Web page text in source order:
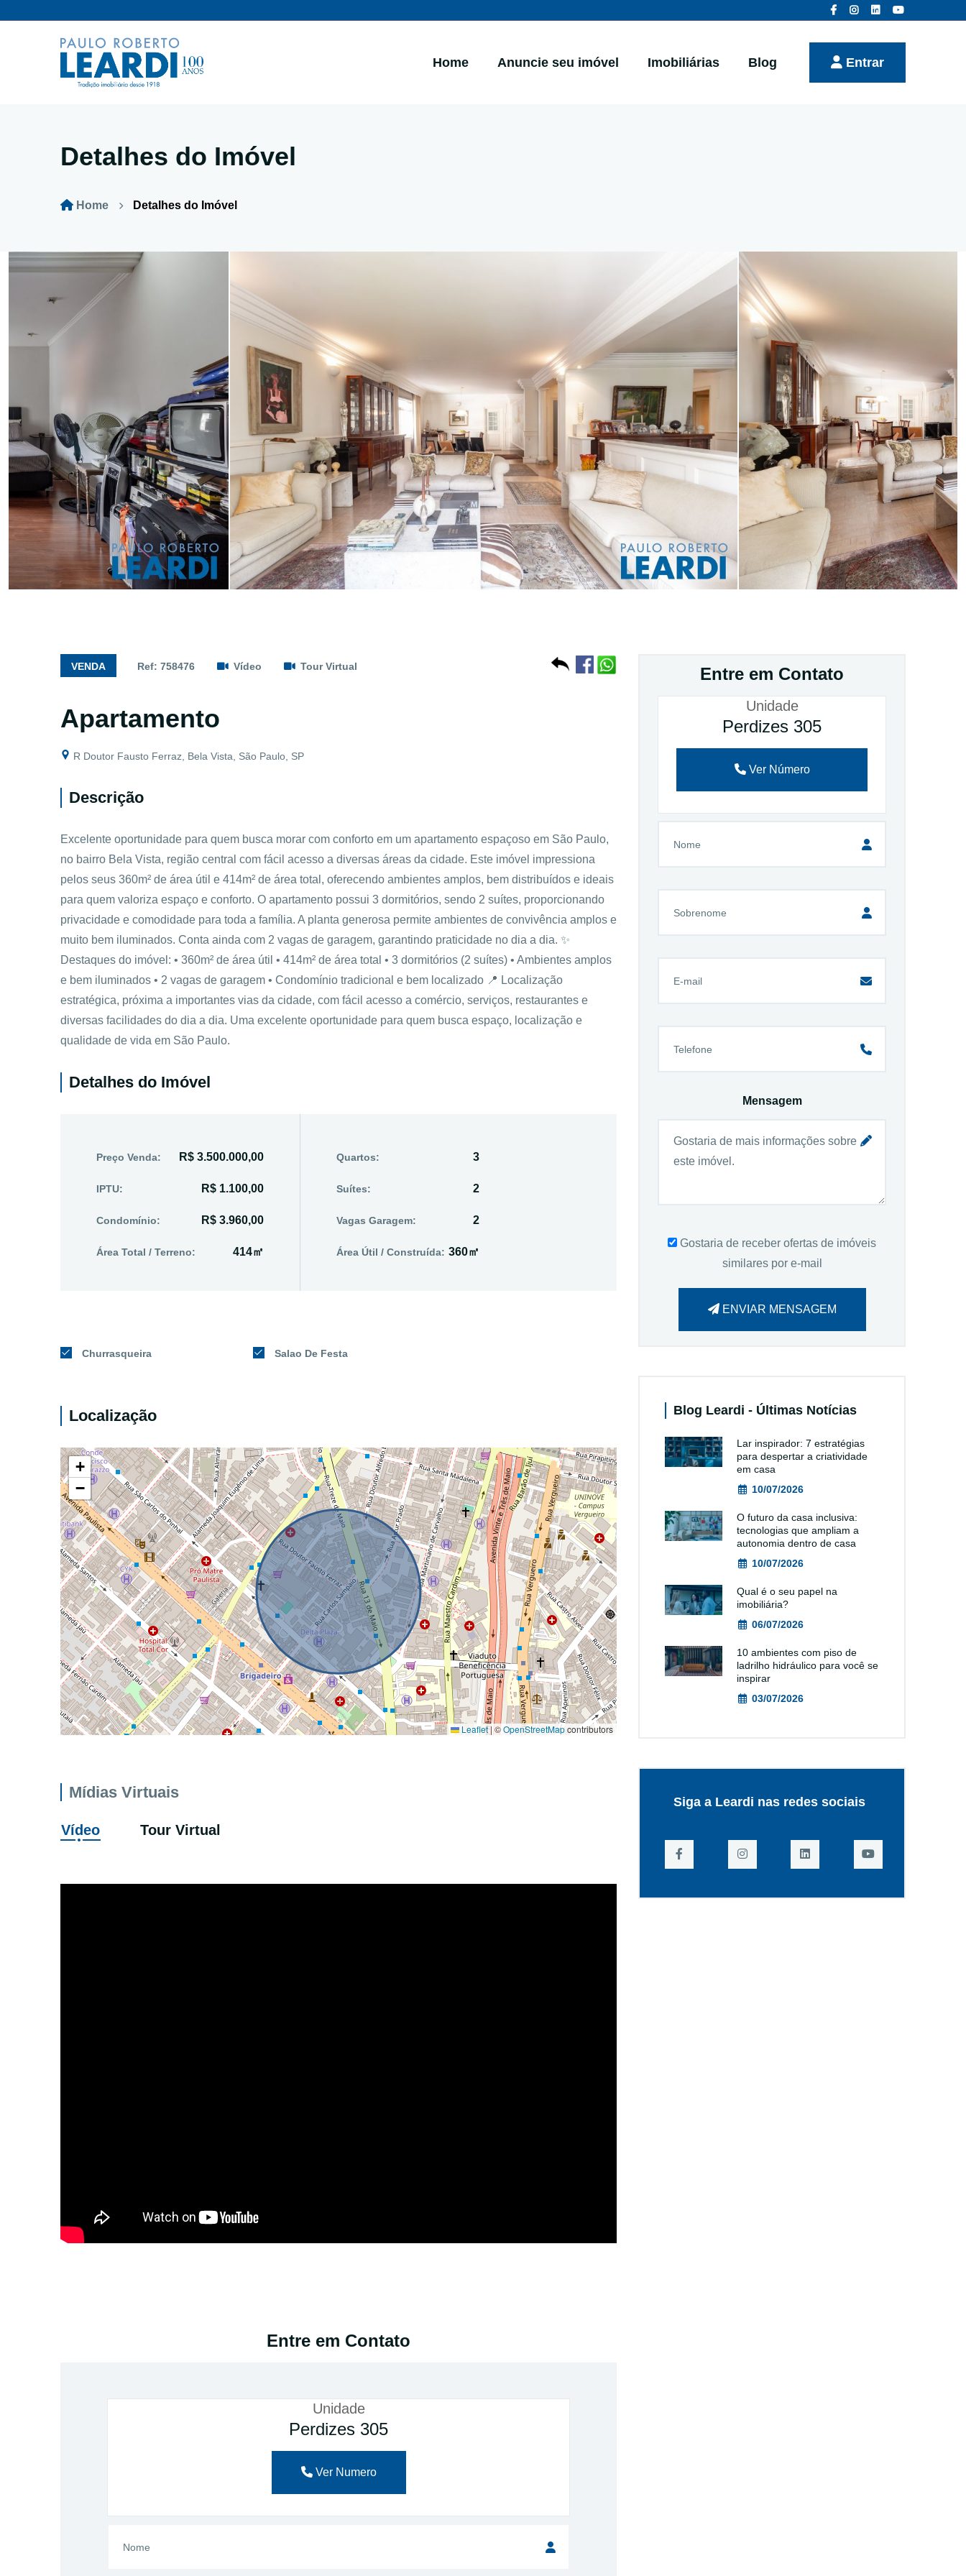
Home Anuncie seu imóvel Imobiliárias Blog Entrar
Detalhes do Imóvel
Home Detalhes do Imóvel
VENDA Ref: 758476 Vídeo Tour Virtual
Apartamento
R Doutor Fausto Ferraz, Bela Vista, São Paulo, SP
Descrição
Excelente oportunidade para quem busca morar com conforto em um apartamento espaçoso em São Paulo,
no bairro Bela Vista, região central com fácil acesso a diversas áreas da cidade. Este imóvel impressiona
pelos seus 360m² de área útil e 414m² de área total, oferecendo ambientes amplos, bem distribuídos e ideais
para quem valoriza espaço e conforto. O apartamento possui 3 dormitórios, sendo 2 suítes, proporcionando
privacidade e comodidade para toda a família. A planta generosa permite ambientes de convivência amplos e
muito bem iluminados. Conta ainda com 2 vagas de garagem, garantindo praticidade no dia a dia. ✨
Destaques do imóvel: • 360m² de área útil • 414m² de área total • 3 dormitórios (2 suítes) • Ambientes amplos
e bem iluminados • 2 vagas de garagem • Condomínio tradicional e bem localizado 📍 Localização
estratégica, próxima a importantes vias da cidade, com fácil acesso a comércio, serviços, restaurantes e
diversas facilidades do dia a dia. Uma excelente oportunidade para quem busca espaço, localização e
qualidade de vida em São Paulo.
Detalhes do Imóvel
Preço Venda: R$ 3.500.000,00
IPTU: R$ 1.100,00
Condomínio: R$ 3.960,00
Área Total / Terreno: 414㎡
Quartos: 3
Suítes: 2
Vagas Garagem: 2
Área Útil / Construída: 360㎡
Churrasqueira Salao De Festa
Localização
+
−
Leaflet |©OpenStreetMapcontributors
Mídias Virtuais
Vídeo Tour Virtual
Entre em Contato
Unidade
Perdizes 305
Ver Numero
Entre em Contato
Unidade
Perdizes 305
Ver Número
Mensagem
Gostaria de receber ofertas de imóveis
similares por e-mail
ENVIAR MENSAGEM
Blog Leardi - Últimas Notícias
Lar inspirador: 7 estratégias
para despertar a criatividade
em casa
10/07/2026
O futuro da casa inclusiva:
tecnologias que ampliam a
autonomia dentro de casa
10/07/2026
Qual é o seu papel na
imobiliária?
06/07/2026
10 ambientes com piso de
ladrilho hidráulico para você se
inspirar
03/07/2026
Siga a Leardi nas redes sociais